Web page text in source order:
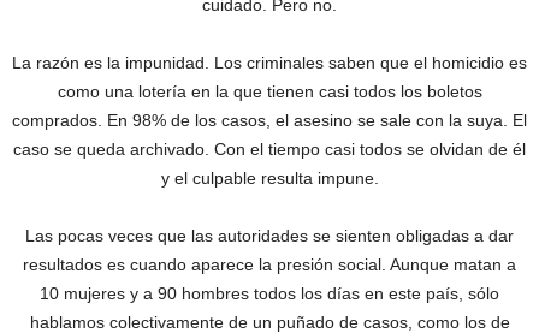
cuidado. Pero no.
La razón es la impunidad. Los criminales saben que el homicidio es
como una lotería en la que tienen casi todos los boletos
comprados. En 98% de los casos, el asesino se sale con la suya. El
caso se queda archivado. Con el tiempo casi todos se olvidan de él
y el culpable resulta impune.
Las pocas veces que las autoridades se sienten obligadas a dar
resultados es cuando aparece la presión social. Aunque matan a
10 mujeres y a 90 hombres todos los días en este país, sólo
hablamos colectivamente de un puñado de casos, como los de